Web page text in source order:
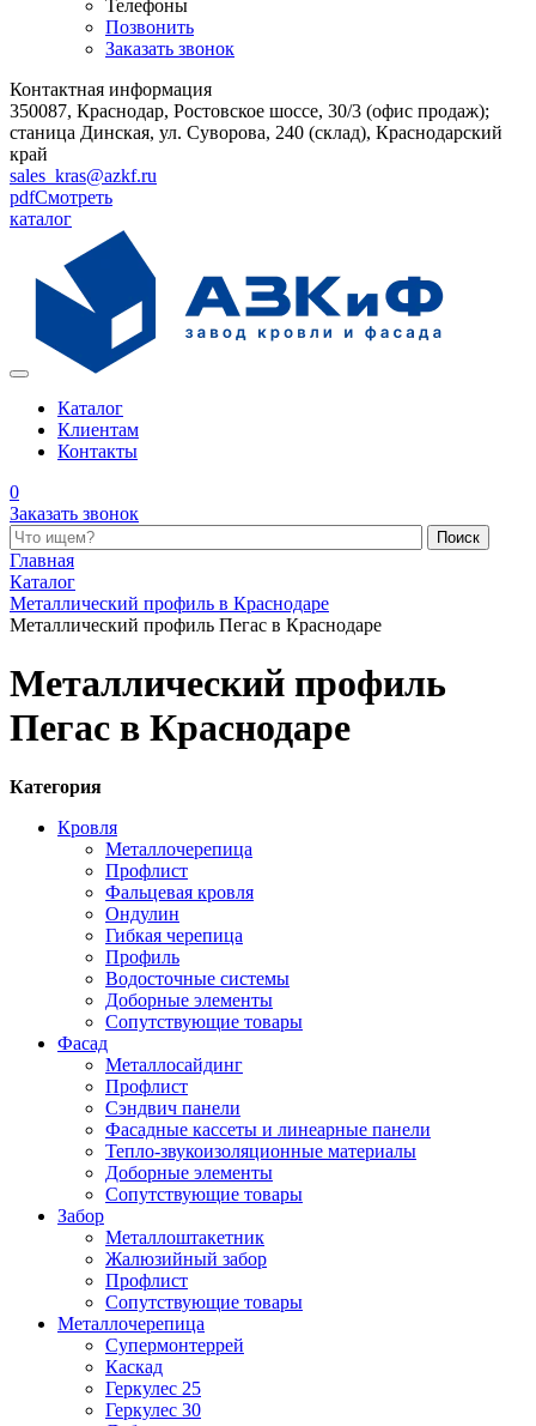
Телефоны
Позвонить
Заказать звонок
Контактная информация
350087, Краснодар, Ростовское шоссе, 30/3 (офис продаж);
станица Динская, ул. Суворова, 240 (склад), Краснодарский
край
sales_kras@azkf.ru
pdfСмотреть
каталог
Каталог
Клиентам
Контакты
0
Заказать звонок
Поиск по каталогу
Главная
Каталог
Металлический профиль в Краснодаре
Металлический профиль Пегас в Краснодаре
Металлический профиль
Пегас в Краснодаре
Категория
Кровля
Металлочерепица
Профлист
Фальцевая кровля
Ондулин
Гибкая черепица
Профиль
Водосточные системы
Доборные элементы
Сопутствующие товары
Фасад
Металлосайдинг
Профлист
Сэндвич панели
Фасадные кассеты и линеарные панели
Тепло-звукоизоляционные материалы
Доборные элементы
Сопутствующие товары
Забор
Металлоштакетник
Жалюзийный забор
Профлист
Сопутствующие товары
Металлочерепица
Супермонтеррей
Каскад
Геркулес 25
Геркулес 30